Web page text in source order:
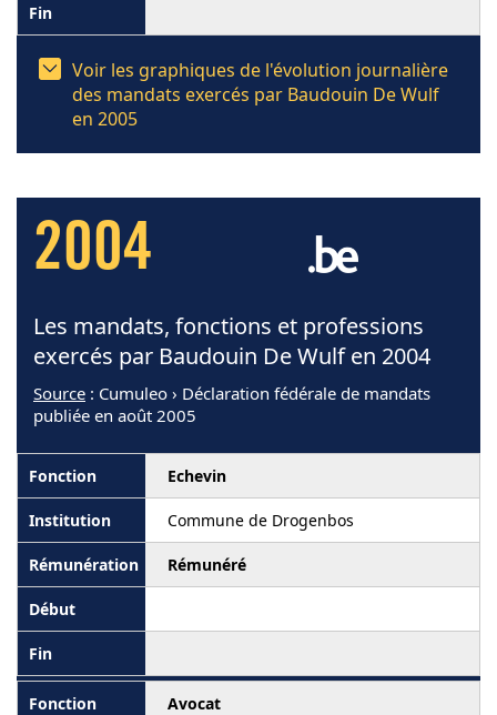
Voir les graphiques de l'évolution journalière
des mandats exercés par Baudouin De Wulf
en 2005
2004
Les mandats, fonctions et professions
exercés par Baudouin De Wulf en 2004
Source : Cumuleo › Déclaration fédérale de mandats
publiée en août 2005
Echevin
Commune de Drogenbos
Rémunéré
Avocat